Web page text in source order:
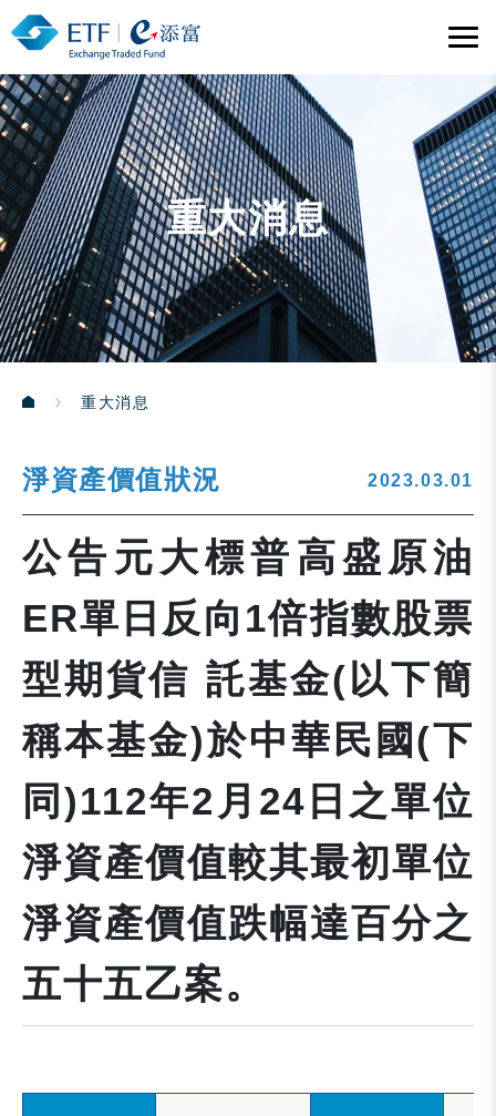
重大消息
重大消息
淨資產價值狀況 2023.03.01
公告元大標普高盛原油
ER單日反向1倍指數股票
型期貨信 託基金(以下簡
稱本基金)於中華民國(下
同)112年2月24日之單位
淨資產價值較其最初單位
淨資產價值跌幅達百分之
五十五乙案。